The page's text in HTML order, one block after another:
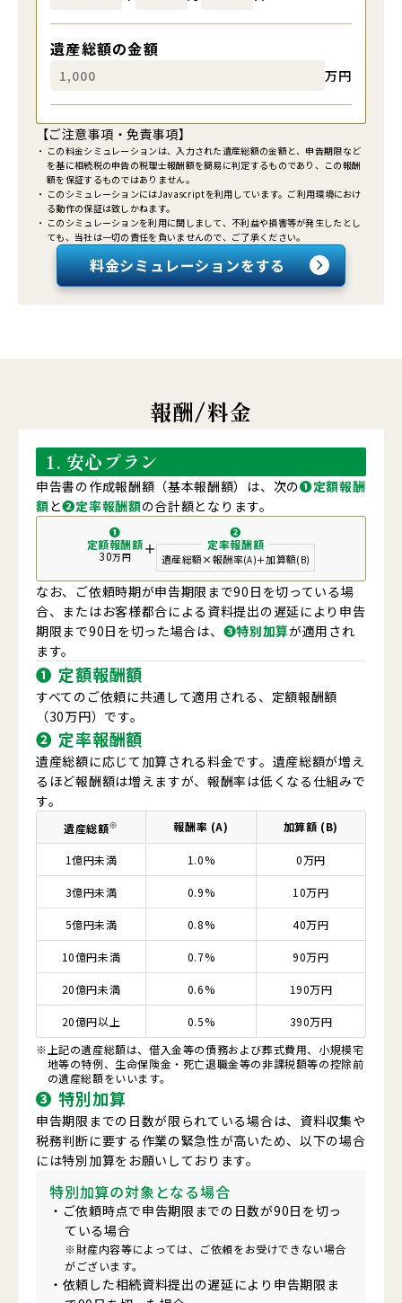
遺産総額の金額
万円
【ご注意事項・免責事項】
この料金シミュレーションは、入力された遺産総額の金額と、申告期限など
を基に相続税の申告の税理士報酬額を簡易に判定するものであり、この報酬
額を保証するものではありません。
このシミュレーションにはJavascriptを利用しています。ご利用環境におけ
る動作の保証は致しかねます。
このシミュレーションを利用に関しまして、不利益や損害等が発生したとし
ても、当社は一切の責任を負いませんので、ご了承ください。
料金シミュレーションをする
報酬/料金
1. 安心プラン
申告書の作成報酬額（基本報酬額）は、次の❶定額報酬
額と❷定率報酬額の合計額となります。
❶
定額報酬額
30万円 ＋
❷
定率報酬額
遺産総額×報酬率(A)＋加算額(B)
なお、ご依頼時期が申告期限まで90日を切っている場
合、またはお客様都合による資料提出の遅延により申告
期限まで90日を切った場合は、 ❸特別加算が適用され
ます。
❶ 定額報酬額
すべてのご依頼に共通して適用される、定額報酬額
（30万円）です。
❷ 定率報酬額
遺産総額に応じて加算される料金です。遺産総額が増え
るほど報酬額は増えますが、報酬率は低くなる仕組みで
す。
遺産総額※ 報酬率 (A) 加算額 (B)
1億円未満 1.0% 0万円
3億円未満 0.9% 10万円
5億円未満 0.8% 40万円
10億円未満 0.7% 90万円
20億円未満 0.6% 190万円
20億円以上 0.5%
390万円
※ 上記の遺産総額は、借入金等の債務および葬式費用、小規模宅
地等の特例、生命保険金・死亡退職金等の非課税額等の控除前
の遺産総額をいいます。
❸ 特別加算
申告期限までの日数が限られている場合は、資料収集や
税務判断に要する作業の緊急性が高いため、以下の場合
には特別加算をお願いしております。
特別加算の対象となる場合
・ご依頼時点で申告期限までの日数が90日を切っ
ている場合
※財産内容等によっては、ご依頼をお受けできない場合
がございます。
・依頼した相続資料提出の遅延により申告期限ま